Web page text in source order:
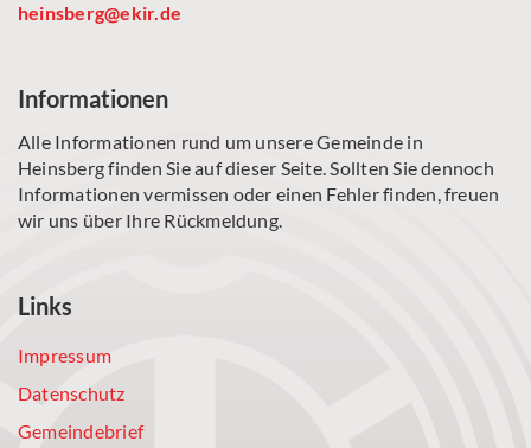
heinsberg@ekir.de
Informationen
Alle Informationen rund um unsere Gemeinde in
Heinsberg finden Sie auf dieser Seite. Sollten Sie dennoch
Informationen vermissen oder einen Fehler finden, freuen
wir uns über Ihre Rückmeldung.
Links
Impressum
Datenschutz
Gemeindebrief